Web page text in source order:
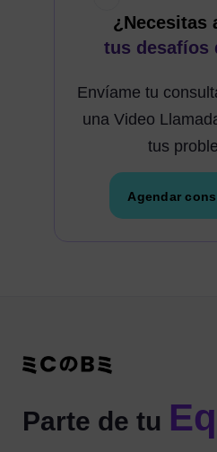
¿Necesitas
tus desafíos
Envíame tu
una Video
tus
Agendar
Parte de tu